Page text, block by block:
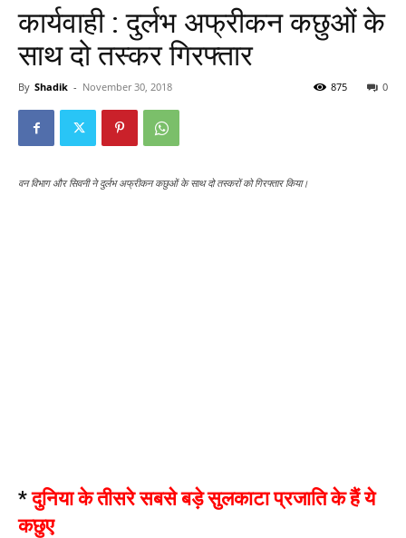
कार्यवाही : दुर्लभ अफ्रीकन कछुओं के
साथ दो तस्कर गिरफ्तार
By Shadik - November 30, 2018 0
875
वन विभाग और सिवनी ने दुर्लभ अफ्रीकन कछुओं के साथ दो तस्करों को गिरफ्तार किया।
*दुनिया के तीसरे सबसे बड़े सुलकाटा प्रजाति के हैं ये
कछुए